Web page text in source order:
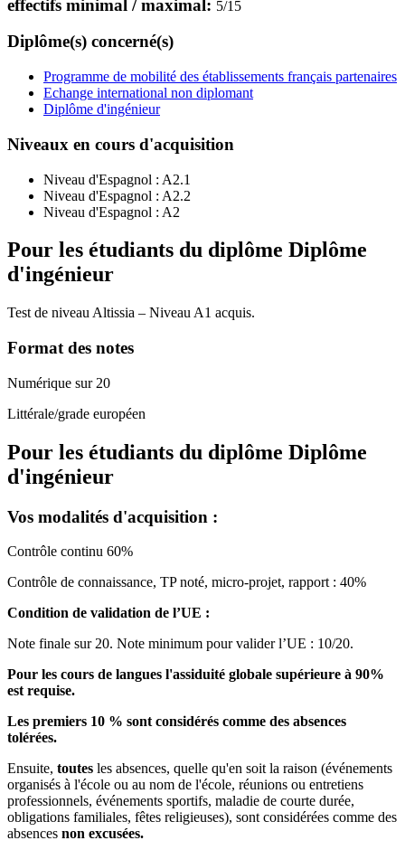
effectifs minimal / maximal: 5/15
Diplôme(s) concerné(s)
Programme de mobilité des établissements français partenaires
Echange international non diplomant
Diplôme d'ingénieur
Niveaux en cours d'acquisition
Niveau d'Espagnol : A2.1
Niveau d'Espagnol : A2.2
Niveau d'Espagnol : A2
Pour les étudiants du diplôme Diplôme
d'ingénieur
Test de niveau Altissia – Niveau A1 acquis.
Format des notes
Numérique sur 20
Littérale/grade européen
Pour les étudiants du diplôme Diplôme
d'ingénieur
Vos modalités d'acquisition :
Contrôle continu 60%
Contrôle de connaissance, TP noté, micro-projet, rapport : 40%
Condition de validation de l’UE :
Note finale sur 20. Note minimum pour valider l’UE : 10/20.
Pour les cours de langues l'assiduité globale supérieure à 90%
est requise.
Les premiers 10 % sont considérés comme des absences
tolérées.
Ensuite, toutes les absences, quelle qu'en soit la raison (événements
organisés à l'école ou au nom de l'école, réunions ou entretiens
professionnels, événements sportifs, maladie de courte durée,
obligations familiales, fêtes religieuses), sont considérées comme des
absences non excusées.